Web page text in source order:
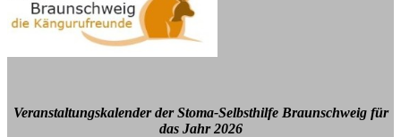
Veranstaltungskalender der Stoma-Selbsthilfe Braunschweig für
das Jahr 2026